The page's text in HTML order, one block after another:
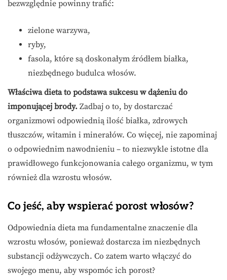
bezwzględnie powinny trafić:
zielone warzywa,
ryby,
fasola, które są doskonałym źródłem białka,
niezbędnego budulca włosów.
Właściwa dieta to podstawa sukcesu w dążeniu do
imponującej brody. Zadbaj o to, by dostarczać
organizmowi odpowiednią ilość białka, zdrowych
tłuszczów, witamin i minerałów. Co więcej, nie zapominaj
o odpowiednim nawodnieniu – to niezwykle istotne dla
prawidłowego funkcjonowania całego organizmu, w tym
również dla wzrostu włosów.
Co jeść, aby wspierać porost włosów?
Odpowiednia dieta ma fundamentalne znaczenie dla
wzrostu włosów, ponieważ dostarcza im niezbędnych
substancji odżywczych. Co zatem warto włączyć do
swojego menu, aby wspomóc ich porost?